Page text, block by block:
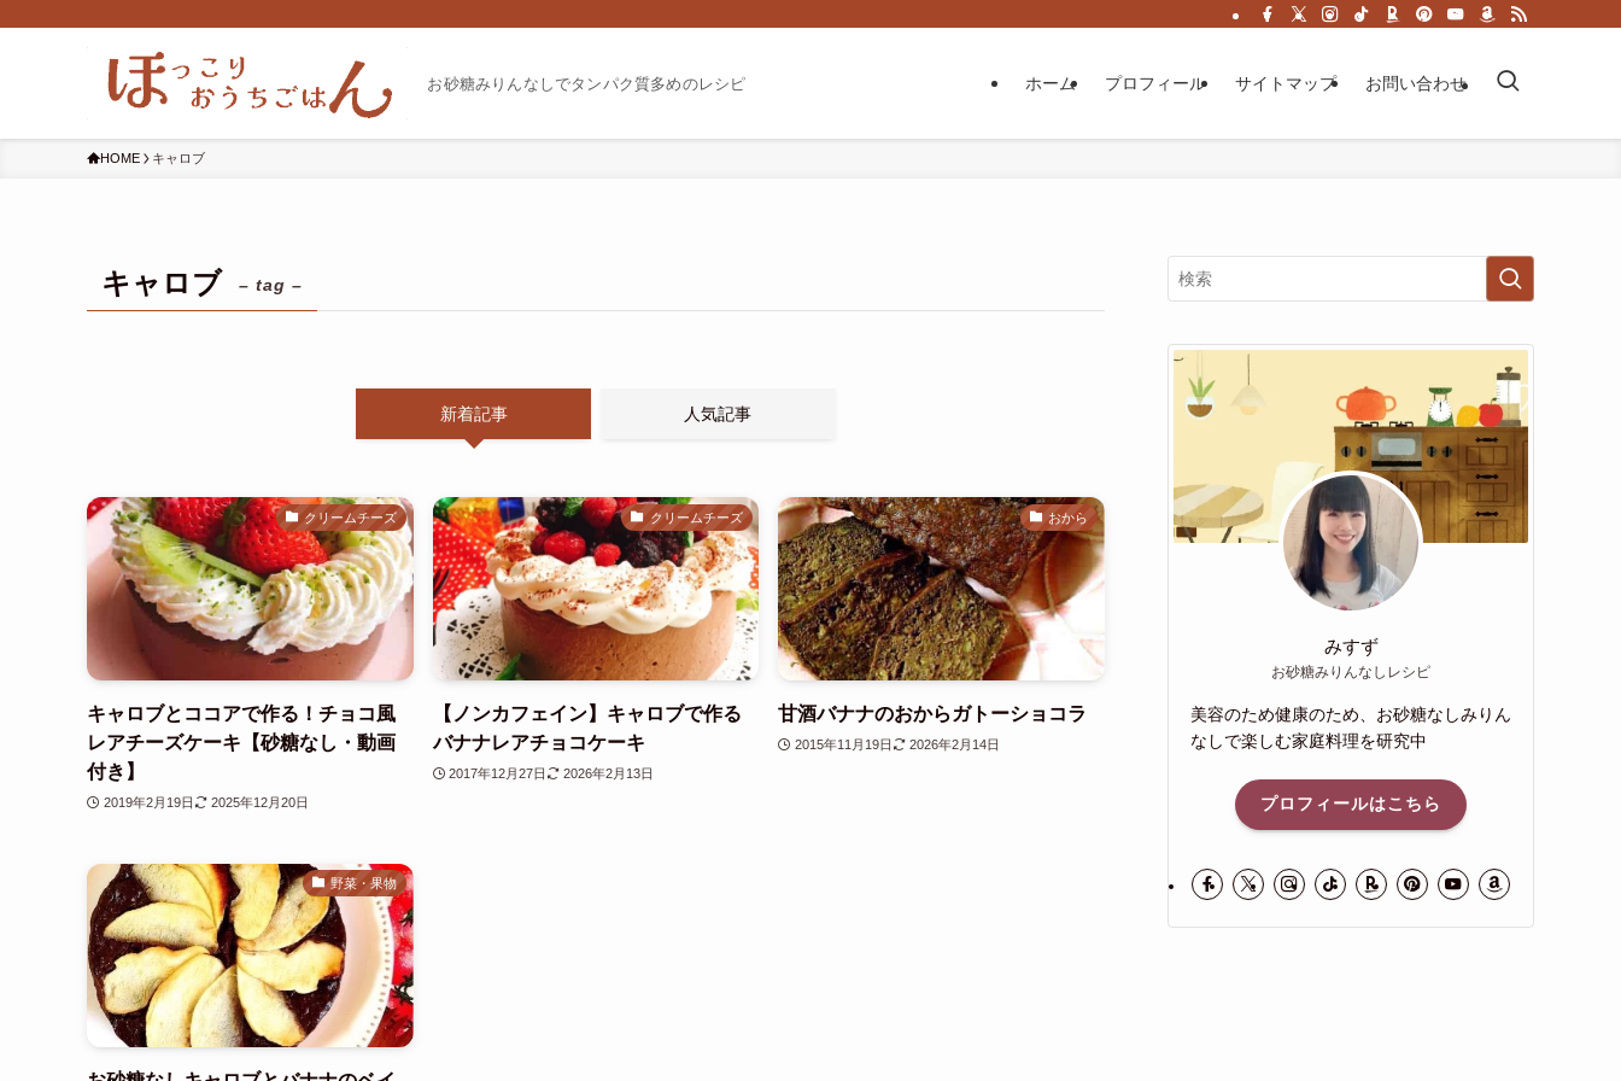
お砂糖みりんなしでタンパク質多めのレシピ ホーム プロフィール サイトマップ お問い合わせ
HOME キャロブ
キャロブ – tag –
新着記事 人気記事
クリームチーズ
キャロブとココアで作る！チョコ風
レアチーズケーキ【砂糖なし・動画
付き】
2019年2月19日 2025年12月20日
クリームチーズ
【ノンカフェイン】キャロブで作る
バナナレアチョコケーキ
2017年12月27日 2026年2月13日
おから
甘酒バナナのおからガトーショコラ
2015年11月19日 2026年2月14日
野菜・果物
みすず
お砂糖みりんなしレシピ
美容のため健康のため、お砂糖なしみりん
なしで楽しむ家庭料理を研究中
プロフィールはこちら